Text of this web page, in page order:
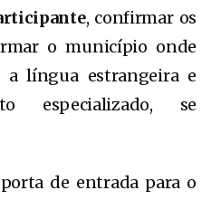
, confirmar os
o município onde
a língua estrangeira e
especializado, se
de entrada para o